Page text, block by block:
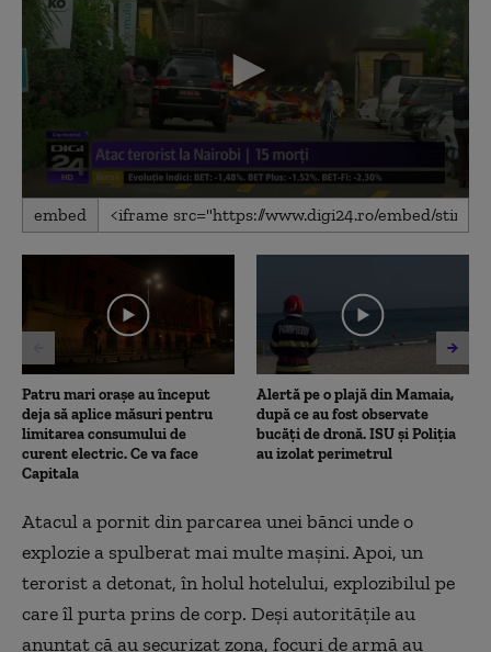
0
seconds
56
embed
Patru mari orașe au început
deja să aplice măsuri pentru
limitarea consumului de
curent electric. Ce va face
Capitala
Alertă pe o plajă din Mamaia,
după ce au fost observate
bucăți de dronă. ISU și Poliția
au izolat perimetrul
Atacul a pornit din parcarea unei bănci unde o
explozie a spulberat mai multe maşini. Apoi, un
terorist a detonat, în holul hotelului, explozibilul pe
care îl purta prins de corp. Deşi autorităţile au
anunţat că au securizat zona, focuri de armă au